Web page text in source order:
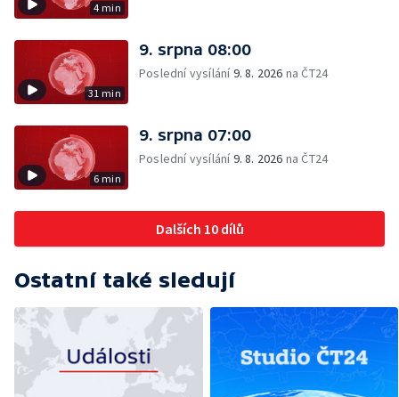
4 min
31 min
9. srpna 08:00
Poslední vysílání9. 8. 2026 na ČT24
6 min
9. srpna 07:00
Poslední vysílání9. 8. 2026 na ČT24
Dalších 10 dílů
Ostatní také sledují